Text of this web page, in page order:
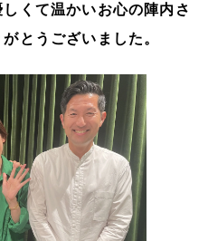
くて温かいお心の陣内さ
とうございました。